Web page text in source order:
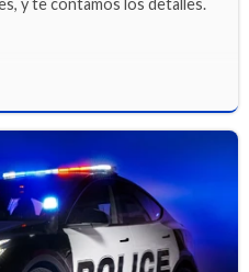
y te contamos los detalles.